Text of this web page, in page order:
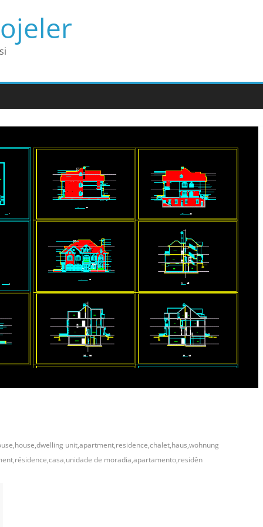
unit,apartment,residence,chalet,haus,wohnung
de moradia,apartamento,residên